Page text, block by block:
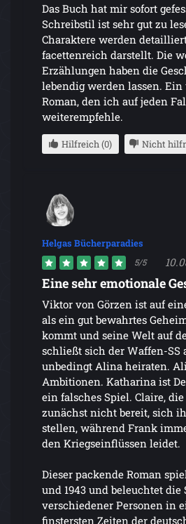
Das Buch hat mir sofort
Schreibstil ist sehr gut zu
Charaktere werden
facettenreich darstellt. Die
Erzählungen haben die
lebendig werden lassen.
Roman, den ich auf jeden
weiterempfehle.
Hilfreich (0) Nicht
Helgas Bücherparadies
5/5
Eine sehr emotionale
Viktor von Görzen ist auf
als ein gut bewahrtes
kommt und seine Welt auf
schließt sich der Waffen-SS
unbedingt Alina heiraten.
Ambitionen. Katharina ist
ein falsches Spiel. Claire,
zunächst nicht bereit, sich
stellen, während Frank
den Kriegseinflüssen leidet.
Dieser packende Roman
und 1943 und beleuchtet die
verschiedener Personen in
finstersten Zeiten der